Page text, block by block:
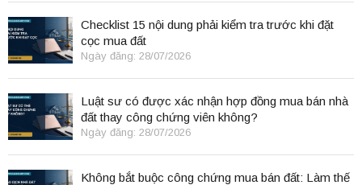
Checklist 15 nội dung phải kiểm tra trước khi đặt
cọc mua đất
Ngày đăng: 28/07/2026
Luật sư có được xác nhận hợp đồng mua bán nhà
đất thay công chứng viên không?
Ngày đăng: 28/07/2026
Không bắt buộc công chứng mua bán đất: Làm thế